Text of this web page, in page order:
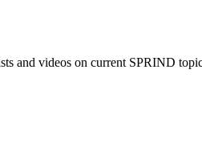
and videos on current SPRIND